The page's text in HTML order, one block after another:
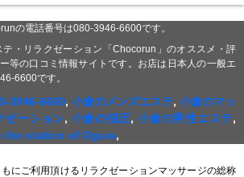
の電話番号は080-3946-6600です。
・リラクゼーション「Chocorun」のオススメ・評
等の口コミ情報サイトです。お店は日本人の一般エ
6600です。
3946-6600, 小倉のメンズエステ, 小倉のマッ
ゼーション, 小倉の指圧,小倉の男性エステ,
the station of Ogura,
にご利用頂けるリラクゼーションマッサージの総称